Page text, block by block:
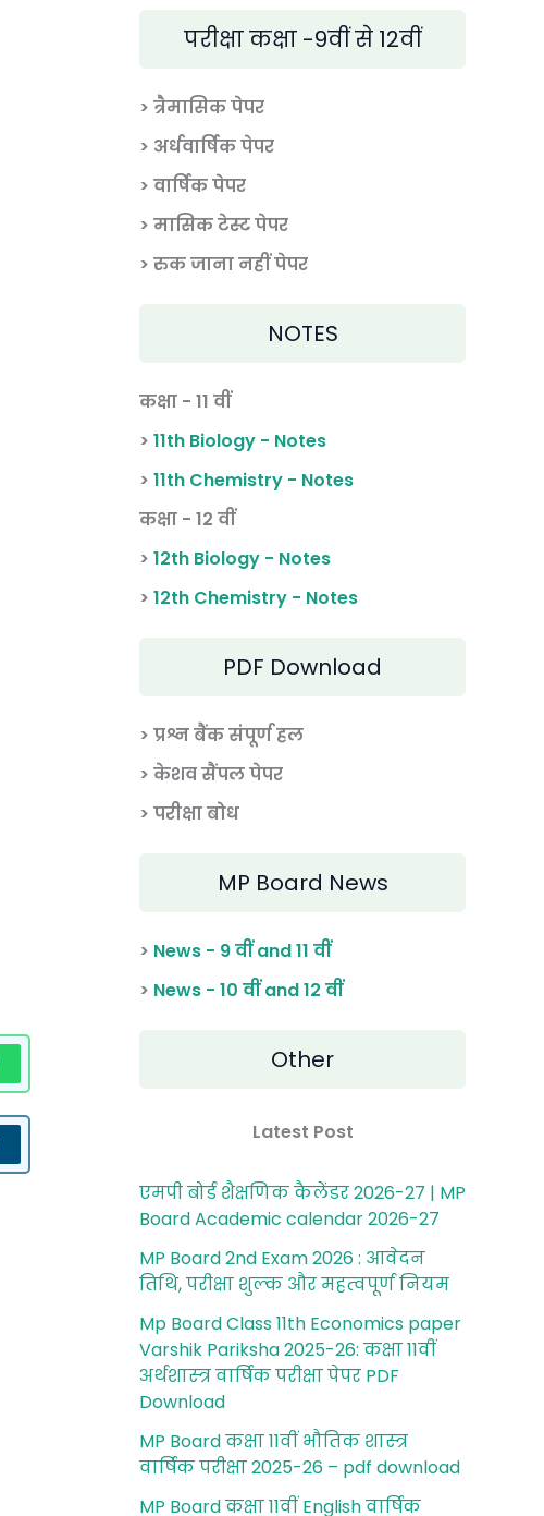
परीक्षा कक्षा -9वीं से 12वीं
> त्रैमासिक पेपर
> अर्धवार्षिक पेपर
> वार्षिक पेपर
> मासिक टेस्ट पेपर
> रुक जाना नहीं पेपर
NOTES
कक्षा - 11 वीं
> 11th Biology - Notes
> 11th Chemistry - Notes
कक्षा - 12 वीं
> 12th Biology - Notes
> 12th Chemistry - Notes
PDF Download
> प्रश्न बैंक संपूर्ण हल
> केशव सैंपल पेपर
> परीक्षा बोध
MP Board News
> News - 9 वीं and 11 वीं
> News - 10 वीं and 12 वीं
Other
Latest Post
एमपी बोर्ड शैक्षणिक कैलेंडर 2026-27 | MP
Board Academic calendar 2026-27
MP Board 2nd Exam 2026 : आवेदन
तिथि, परीक्षा शुल्‍क और महत्‍वपूर्ण नियम
Mp Board Class 11th Economics paper
Varshik Pariksha 2025-26: कक्षा 11वीं
अर्थशास्‍त्र वार्षिक परीक्षा पेपर PDF
Download
MP Board कक्षा 11वीं भौतिक शास्‍त्र
वार्षिक परीक्षा 2025-26 – pdf download
MP Board कक्षा 11वीं English वार्षिक